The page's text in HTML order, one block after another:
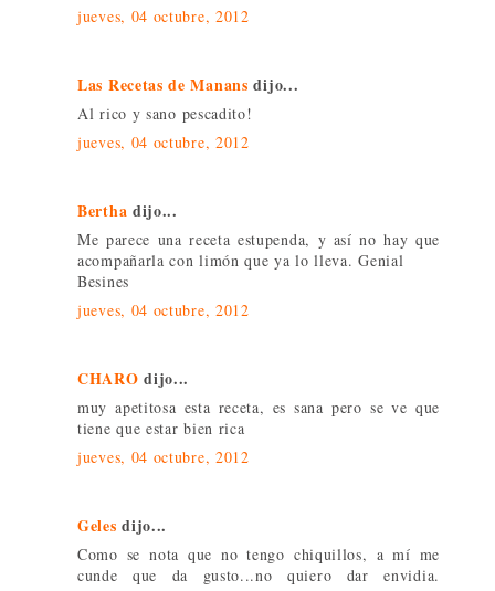
jueves, 04 octubre, 2012
Las Recetas de Manans dijo...
Al rico y sano pescadito!
jueves, 04 octubre, 2012
Bertha dijo...
Me parece una receta estupenda, y así no hay que
acompañarla con limón que ya lo lleva. Genial
Besines
jueves, 04 octubre, 2012
CHARO dijo...
muy apetitosa esta receta, es sana pero se ve que
tiene que estar bien rica
jueves, 04 octubre, 2012
Geles dijo...
Como se nota que no tengo chiquillos, a mí me
cunde que da gusto...no quiero dar envidia.